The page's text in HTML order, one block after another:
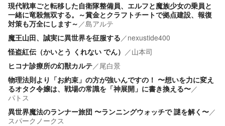
現代戦車ごと転移した自衛隊整備員、エルフと魔族少女の乗員と
一緒に竜殺無双する。～賞金とクラフトチートで拠点建設、報復
対策も万全にします～ ／島アルテ
魔王山田、誠実に異世界を征服する／nexustide400
怪盗紅伝（かいとう くれない でん） ／山本司
ヒコナ診療所の幻獣カルテ／尾白景
物理法則より「お約束」の方が強いんですの！ 〜想いを力に変え
るオタク令嬢は、戦場の常識を「神展開」に書き換える〜／
パトス
異世界魔法のランナー旅団 〜ランニングウォッチで 謎を解く〜／
スパークノークス